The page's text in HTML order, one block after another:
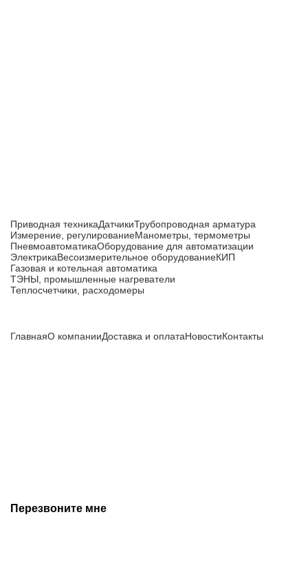
Приводная техникаДатчикиТрубопроводная арматура
Измерение, регулированиеМанометры, термометры
ПневмоавтоматикаОборудование для автоматизации
ЭлектрикаВесоизмерительное оборудованиеКИП
Газовая и котельная автоматика
ТЭНЫ, промышленные нагреватели
Теплосчетчики, расходомеры
ГлавнаяО компанииДоставка и оплатаНовостиКонтакты
Перезвоните мне